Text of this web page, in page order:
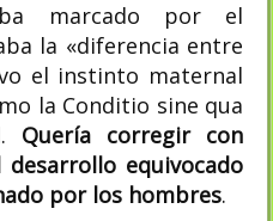
marcado por el
la «diferencia entre
el instinto maternal
la Conditio sine qua
Quería corregir con
equivocado
por los hombres.